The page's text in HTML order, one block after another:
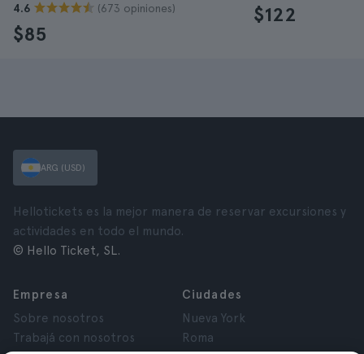
4.6 (673 opiniones)
$85
$122
ARG (USD)
Hellotickets es la mejor manera de reservar excursiones y
actividades en todo el mundo.
© Hello Ticket, SL.
Empresa
Sobre nosotros
Trabajá con nosotros
Ciudades
Nueva York
Roma